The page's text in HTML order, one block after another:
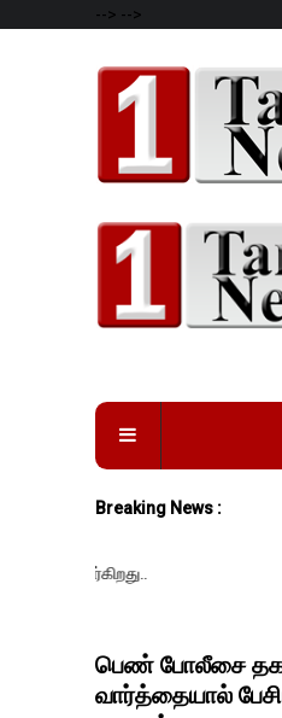
--> -->
Breaking News :
பெண் போலீசை
வார்த்தையால்